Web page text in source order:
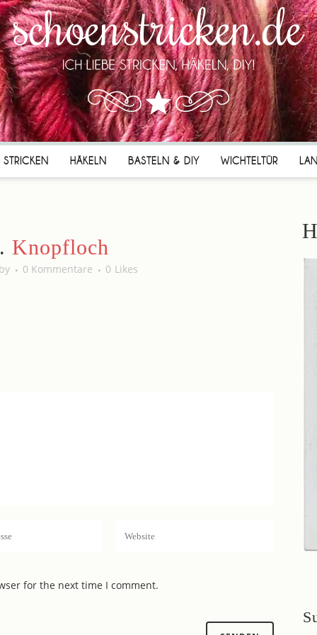
STRICKEN HÄKELN BASTELN & DIY WICHTELTÜR
Knopfloch
0 Kommentare 0 Likes
for the next time I comment.